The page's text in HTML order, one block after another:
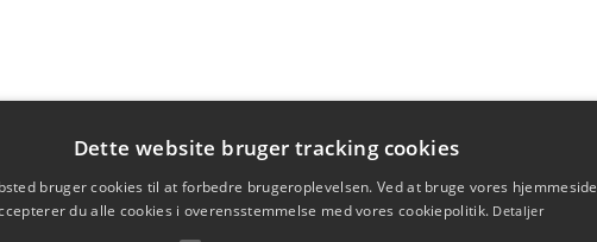
Dette website bruger tracking cookies
bruger cookies til at forbedre brugeroplevelsen. Ved at bruge vores hjemmeside
du alle cookies i overensstemmelse med vores cookiepolitik. Detaljer